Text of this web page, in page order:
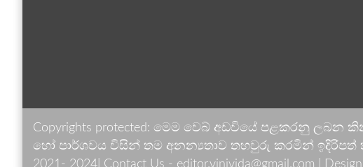
Copyrights protected: මෙම වෙබ් අඩවියේ පළකරනු
හෝ පාර්ශවය විසින් තම අනන්‍යතාව තහවුරු කරමින් ඉදිරිපත්
2021- 2024| Contact Us - editor.vinivida@gmail.com |